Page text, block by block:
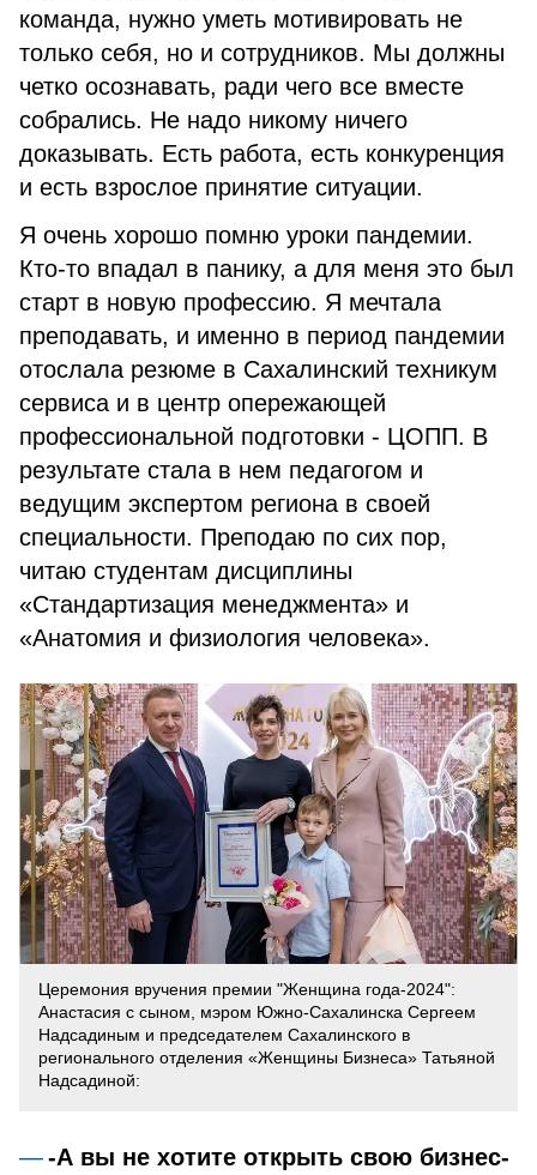
команда, нужно уметь мотивировать не
только себя, но и сотрудников. Мы должны
четко осознавать, ради чего все вместе
собрались. Не надо никому ничего
доказывать. Есть работа, есть конкуренция
и есть взрослое принятие ситуации.
Я очень хорошо помню уроки пандемии.
Кто-то впадал в панику, а для меня это был
старт в новую профессию. Я мечтала
преподавать, и именно в период пандемии
отослала резюме в Сахалинский техникум
сервиса и в центр опережающей
профессиональной подготовки - ЦОПП. В
результате стала в нем педагогом и
ведущим экспертом региона в своей
специальности. Преподаю по сих пор,
читаю студентам дисциплины
«Стандартизация менеджмента» и
«Анатомия и физиология человека».
Церемония вручения премии "Женщина года-2024":
Анастасия с сыном, мэром Южно-Сахалинска Сергеем
Надсадиным и председателем Сахалинского в
регионального отделения «Женщины Бизнеса» Татьяной
Надсадиной:
-А вы не хотите открыть свою бизнес-